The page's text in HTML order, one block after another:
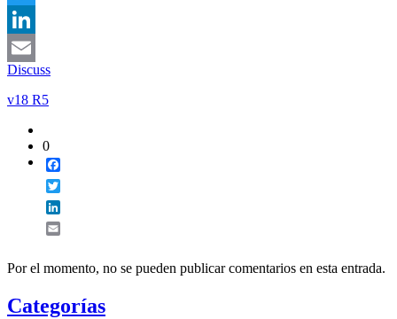
Twitter
LinkedIn
Email
Discuss
v18 R5
0
Por el momento, no se pueden publicar comentarios en esta entrada.
Categorías